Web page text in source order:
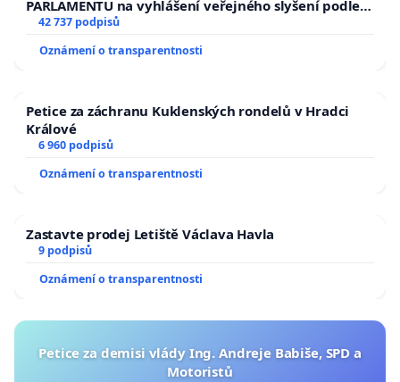
PARLAMENTU na vyhlášení veřejného slyšení podle §
144 jednacího řádu Senátu k návrhu na přijetí
usnesení k podání ústavní žaloby na prezidenta
republiky
42 737 podpisů
Oznámení o transparentnosti
Petice za záchranu Kuklenských rondelů v Hradci
Králové
6 960 podpisů
Oznámení o transparentnosti
Zastavte prodej Letiště Václava Havla
9 podpisů
Oznámení o transparentnosti
Petice za demisi vlády Ing. Andreje Babiše, SPD a
Motoristů